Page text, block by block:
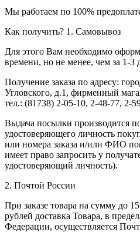
Мы работаем по 100%
Как получить? 1. Самовывоз
Для этого Вам необходимо
времени, но не менее, чем за 1-3
Получение заказа по адресу:
Угловского, д.1, фирменный
тел.: (81738) 2-05-10, 2-48-77, 2-
Выдача посылки производится
удостоверяющего личность
или номера заказа и/или ФИО
имеет право запросить у
удостоверяющий личность).
2. Почтой России
При заказе товара на сумму до
рублей доставка Товара, в
Федерации, осуществляется